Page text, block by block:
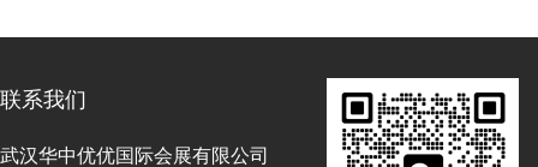
联系我们
武汉华中优优国际会展有限公司